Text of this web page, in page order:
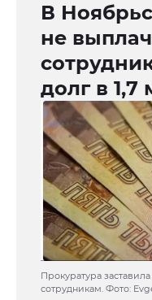
В
не
долг в
Прокуратура
сотрудникам. Фото: